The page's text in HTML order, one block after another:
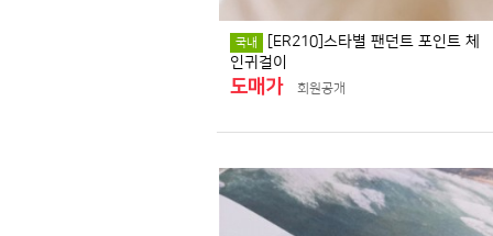
국내
[ER210]스타별 팬던트 포인트 체
인귀걸이
도매가 회원공개